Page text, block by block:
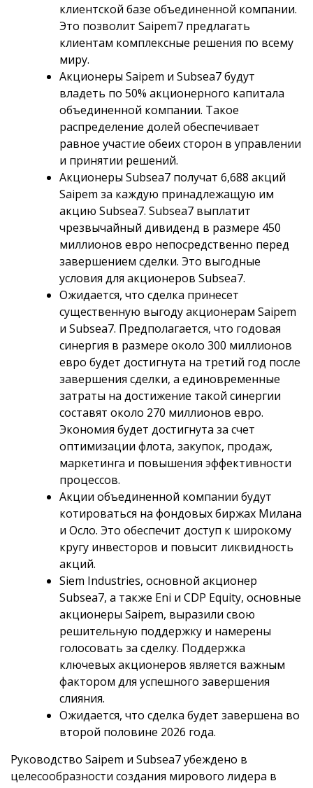
клиентской базе объединенной компании.
Это позволит Saipem7 предлагать
клиентам комплексные решения по всему
миру.
Акционеры Saipem и Subsea7 будут
владеть по 50% акционерного капитала
объединенной компании. Такое
распределение долей обеспечивает
равное участие обеих сторон в управлении
и принятии решений.
Акционеры Subsea7 получат 6,688 акций
Saipem за каждую принадлежащую им
акцию Subsea7. Subsea7 выплатит
чрезвычайный дивиденд в размере 450
миллионов евро непосредственно перед
завершением сделки. Это выгодные
условия для акционеров Subsea7.
Ожидается, что сделка принесет
существенную выгоду акционерам Saipem
и Subsea7. Предполагается, что годовая
синергия в размере около 300 миллионов
евро будет достигнута на третий год после
завершения сделки, а единовременные
затраты на достижение такой синергии
составят около 270 миллионов евро.
Экономия будет достигнута за счет
оптимизации флота, закупок, продаж,
маркетинга и повышения эффективности
процессов.
Акции объединенной компании будут
котироваться на фондовых биржах Милана
и Осло. Это обеспечит доступ к широкому
кругу инвесторов и повысит ликвидность
акций.
Siem Industries, основной акционер
Subsea7, а также Eni и CDP Equity, основные
акционеры Saipem, выразили свою
решительную поддержку и намерены
голосовать за сделку. Поддержка
ключевых акционеров является важным
фактором для успешного завершения
слияния.
Ожидается, что сделка будет завершена во
второй половине 2026 года.
Руководство Saipem и Subsea7 убеждено в
целесообразности создания мирового лидера в